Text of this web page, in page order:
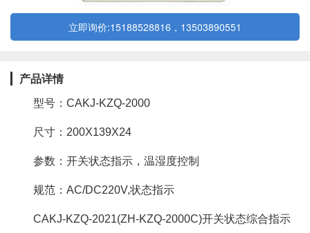
立即询价:15188528816，13503890551
产品详情
型号：CAKJ-KZQ-2000
尺寸：200X139X24
参数：开关状态指示，温湿度控制
规范：AC/DC220V,状态指示
CAKJ-KZQ-2021(ZH-KZQ-2000C)开关状态综合指示